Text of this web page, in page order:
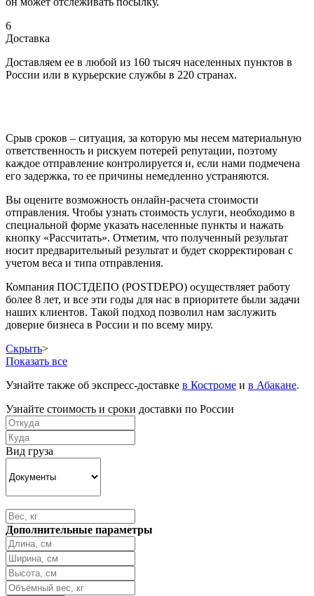
6
Доставка
Доставляем ее в любой из 160 тысяч населенных пунктов в
России или в курьерские службы в 220 странах.
Срыв сроков – ситуация, за которую мы несем материальную
ответственность и рискуем потерей репутации, поэтому
каждое отправление контролируется и, если нами подмечена
его задержка, то ее причины немедленно устраняются.
Вы оцените возможность онлайн-расчета стоимости
отправления. Чтобы узнать стоимость услуги, необходимо в
специальной форме указать населенные пункты и нажать
кнопку «Рассчитать». Отметим, что полученный результат
носит предварительный результат и будет скорректирован с
учетом веса и типа отправления.
Компания ПОСТДЕПО (POSTDEPO) осуществляет работу
более 8 лет, и все эти годы для нас в приоритете были задачи
наших клиентов. Такой подход позволил нам заслужить
доверие бизнеса в России и по всему миру.
Скрыть>
Показать все
Узнайте также об экспресс-доставке в Костроме и в Абакане.
Узнайте стоимость и сроки доставки по России
Вид груза
Дополнительные параметры